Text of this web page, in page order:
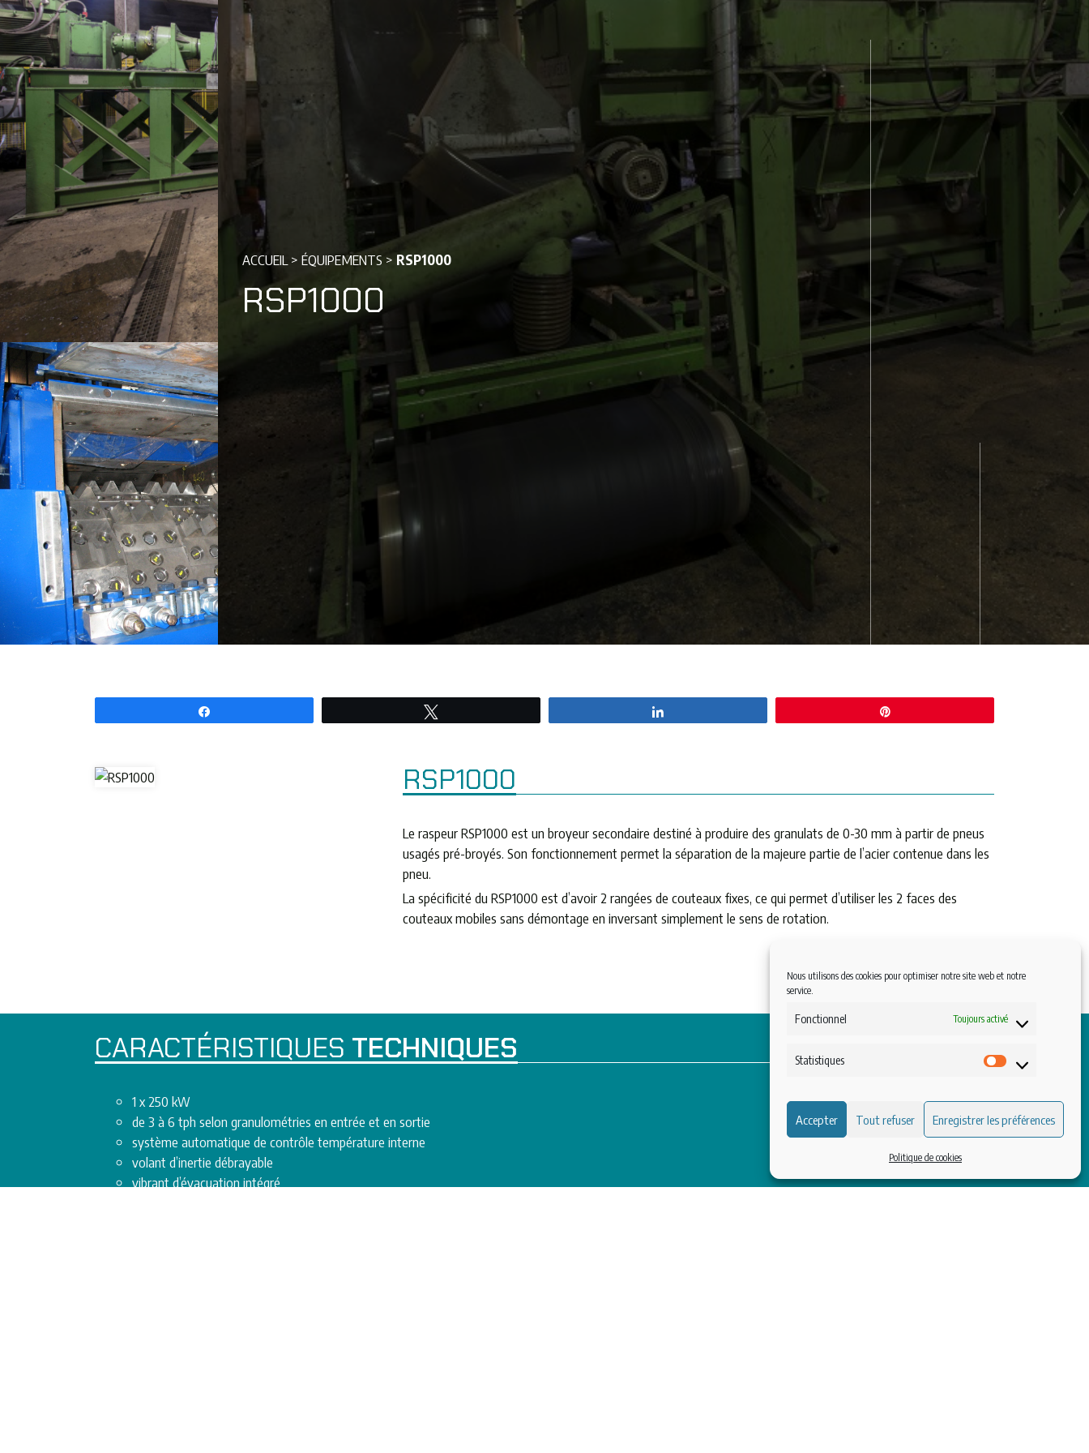
Nous utilisons des cookies pour optimiser notre site web et notre
service.
Fonctionnel Toujours activé
Statistiques Statistiques
Accepter Tout refuser Enregistrer les préférences
Politique de cookies
ACCUEIL > ÉQUIPEMENTS > RSP1000
RSP1000
RSP1000
Le raspeur RSP1000 est un broyeur secondaire destiné à produire des granulats de 0-30 mm à partir de pneus
usagés pré-broyés. Son fonctionnement permet la séparation de la majeure partie de l’acier contenue dans les
pneu.
La spécificité du RSP1000 est d’avoir 2 rangées de couteaux fixes, ce qui permet d’utiliser les 2 faces des
couteaux mobiles sans démontage en inversant simplement le sens de rotation.
CARACTÉRISTIQUES TECHNIQUES
1 x 250 kW
de 3 à 6 tph selon granulométries en entrée et en sortie
système automatique de contrôle température interne
volant d’inertie débrayable
vibrant d’évacuation intégré